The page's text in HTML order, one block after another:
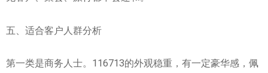
五、适合客户人群分析
第一类是商务人士。116713的外观稳重，有一定豪华感，佩